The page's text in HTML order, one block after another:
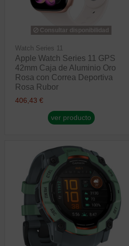
Consultar disponibilidad
Watch Series 11
Apple Watch Series 11 GPS
42mm Caja de Aluminio Oro
Rosa con Correa Deportiva
Rosa Rubor
406,43 €
ver producto